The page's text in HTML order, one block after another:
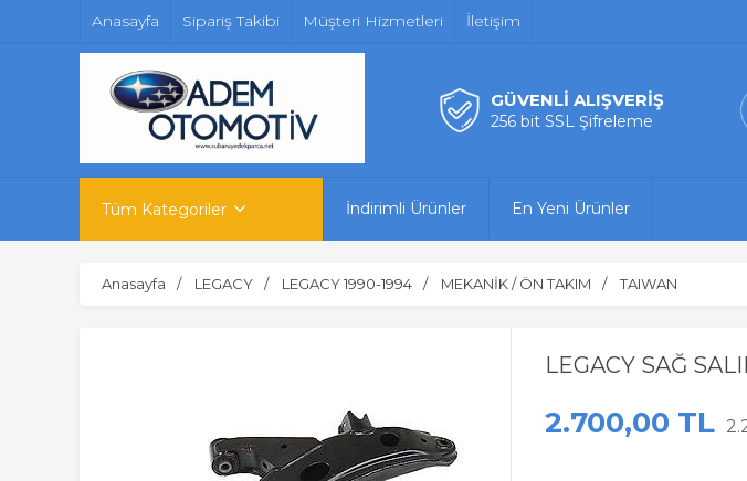
Anasayfa Sipariş Takibi Müşteri Hizmetleri İletişim
GÜVENLİ ALIŞVERİŞ
256 bit SSL Şifreleme
Tüm Kategoriler İndirimli Ürünler En Yeni Ürünler
Anasayfa LEGACY LEGACY 1990-1994 MEKANİK / ÖN TAKIM TAIWAN
LEGACY SAĞ
2.700,00 TL